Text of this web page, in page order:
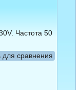
Частота 50
для сравнения